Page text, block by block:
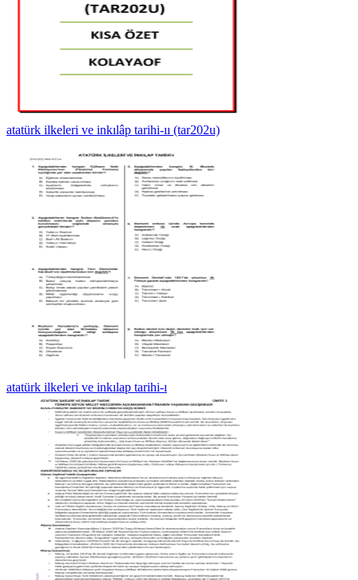
atatürk ilkeleri ve inkılâp tarihi-ıı (tar202u)
atatürk ilkeleri ve inkılap tarihi-ı